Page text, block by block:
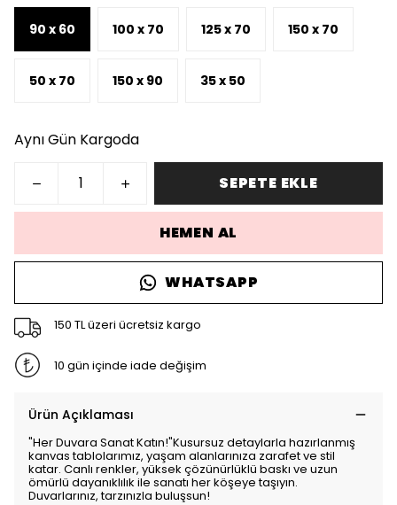
90 x 60 100 x 70 125 x 70 150 x 70
50 x 70 150 x 90 35 x 50
Aynı Gün Kargoda
SEPETE EKLE
HEMEN AL
WHATSAPP
150 TL üzeri ücretsiz kargo
10 gün içinde iade değişim
Ürün Açıklaması
"Her Duvara Sanat Katın!"Kusursuz detaylarla hazırlanmış
kanvas tablolarımız, yaşam alanlarınıza zarafet ve stil
katar. Canlı renkler, yüksek çözünürlüklü baskı ve uzun
ömürlü dayanıklılık ile sanatı her köşeye taşıyın.
Duvarlarınız, tarzınızla buluşsun!